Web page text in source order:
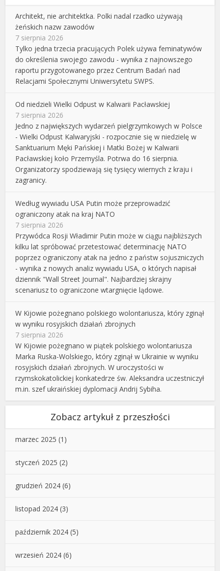
Architekt, nie architektka. Polki nadal rzadko używają
żeńskich nazw zawodów
7 sierpnia 2026
Tylko jedna trzecia pracujących Polek używa feminatywów
do określenia swojego zawodu - wynika z najnowszego
raportu przygotowanego przez Centrum Badań nad
Relacjami Społecznymi Uniwersytetu SWPS.
Od niedzieli Wielki Odpust w Kalwarii Pacławskiej
7 sierpnia 2026
Jedno z największych wydarzeń pielgrzymkowych w Polsce
- Wielki Odpust Kalwaryjski - rozpocznie się w niedzielę w
Sanktuarium Męki Pańskiej i Matki Bożej w Kalwarii
Pacławskiej koło Przemyśla. Potrwa do 16 sierpnia.
Organizatorzy spodziewają się tysięcy wiernych z kraju i
zagranicy.
Według wywiadu USA Putin może przeprowadzić
ograniczony atak na kraj NATO
7 sierpnia 2026
Przywódca Rosji Władimir Putin może w ciągu najbliższych
kilku lat spróbować przetestować determinację NATO
poprzez ograniczony atak na jedno z państw sojuszniczych
- wynika z nowych analiz wywiadu USA, o których napisał
dziennik "Wall Street Journal". Najbardziej skrajny
scenariusz to ograniczone wtargnięcie lądowe.
W Kijowie pożegnano polskiego wolontariusza, który zginął
w wyniku rosyjskich działań zbrojnych
7 sierpnia 2026
W Kijowie pożegnano w piątek polskiego wolontariusza
Marka Ruska-Wolskiego, który zginął w Ukrainie w wyniku
rosyjskich działań zbrojnych. W uroczystości w
rzymskokatolickiej konkatedrze św. Aleksandra uczestniczył
m.in. szef ukraińskiej dyplomacji Andrij Sybiha.
Zobacz artykuł z przeszłości
marzec 2025 (1)
styczeń 2025 (2)
grudzień 2024 (6)
listopad 2024 (3)
październik 2024 (5)
wrzesień 2024 (6)